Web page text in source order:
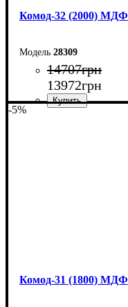
Комод-32 (2000) МДФ
28309
14707грн
13972грн
-5%
Комод-31 (1800) МДФ